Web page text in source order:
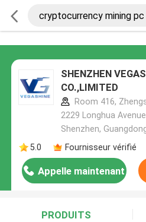
SHENZHEN
CO.,LIMITED
Room 416,
2229 Longhua
Shenzhen,
5.0
Fournisseur vérifié
Appelle maintenant
PRODUITS